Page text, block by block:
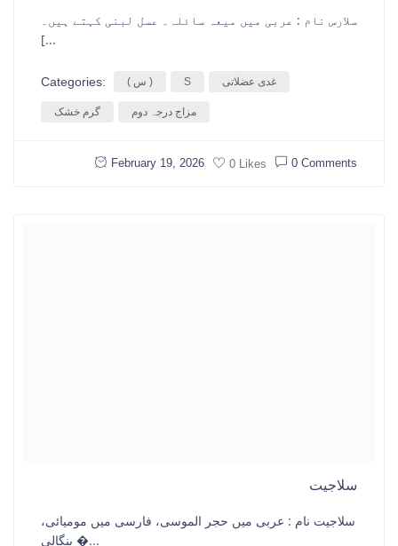
سلارس نام : عربی میں میعہ سائلہ۔ عسل لبنی کہتے ہیں۔
[...
Categories: ( س ) S غدی عضلاتی
گرم خشک مزاج درجہ دوم
February 19, 2026 0 Likes 0 Comments
سلاجیت
سلاجیت نام : عربی میں حجر الموسی، فارسی میں مومیائی،
بنگالی �...